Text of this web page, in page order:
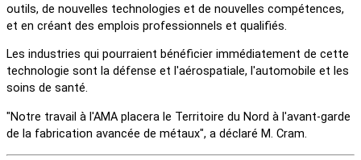
outils, de nouvelles technologies et de nouvelles compétences,
et en créant des emplois professionnels et qualifiés.
Les industries qui pourraient bénéficier immédiatement de cette
technologie sont la défense et l'aérospatiale, l'automobile et les
soins de santé.
"Notre travail à l'AMA placera le Territoire du Nord à l'avant-garde
de la fabrication avancée de métaux", a déclaré M. Cram.